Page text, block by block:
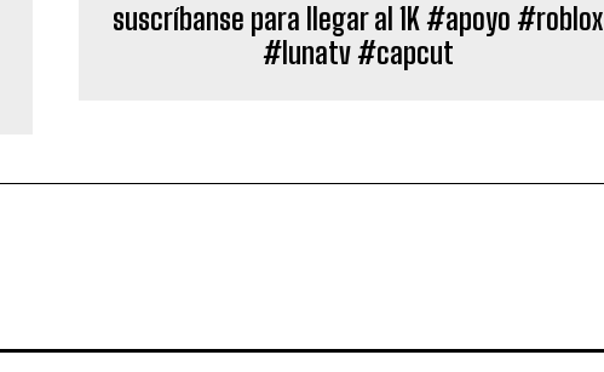
suscríbanse para llegar al 1K #apoyo #roblox
#lunatv #capcut